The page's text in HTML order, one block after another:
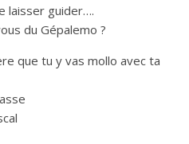
laisser guider….
du Gépalemo ?
que tu y vas mollo avec ta